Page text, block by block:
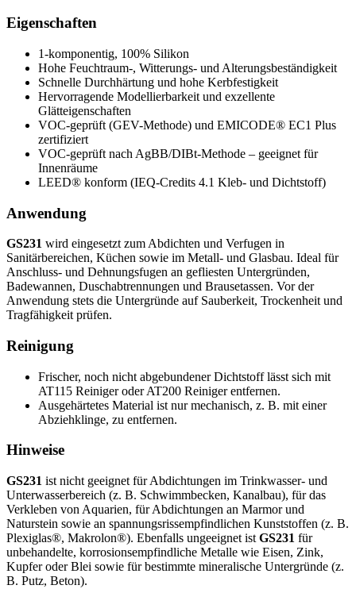
Eigenschaften
1-komponentig, 100% Silikon
Hohe Feuchtraum-, Witterungs- und Alterungsbeständigkeit
Schnelle Durchhärtung und hohe Kerbfestigkeit
Hervorragende Modellierbarkeit und exzellente
Glätteigenschaften
VOC-geprüft (GEV-Methode) und EMICODE® EC1 Plus
zertifiziert
VOC-geprüft nach AgBB/DIBt-Methode – geeignet für
Innenräume
LEED® konform (IEQ-Credits 4.1 Kleb- und Dichtstoff)
Anwendung
GS231 wird eingesetzt zum Abdichten und Verfugen in
Sanitärbereichen, Küchen sowie im Metall- und Glasbau. Ideal für
Anschluss- und Dehnungsfugen an gefliesten Untergründen,
Badewannen, Duschabtrennungen und Brausetassen. Vor der
Anwendung stets die Untergründe auf Sauberkeit, Trockenheit und
Tragfähigkeit prüfen.
Reinigung
Frischer, noch nicht abgebundener Dichtstoff lässt sich mit
AT115 Reiniger oder AT200 Reiniger entfernen.
Ausgehärtetes Material ist nur mechanisch, z. B. mit einer
Abziehklinge, zu entfernen.
Hinweise
GS231 ist nicht geeignet für Abdichtungen im Trinkwasser- und
Unterwasserbereich (z. B. Schwimmbecken, Kanalbau), für das
Verkleben von Aquarien, für Abdichtungen an Marmor und
Naturstein sowie an spannungsrissempfindlichen Kunststoffen (z. B.
Plexiglas®, Makrolon®). Ebenfalls ungeeignet ist GS231 für
unbehandelte, korrosionsempfindliche Metalle wie Eisen, Zink,
Kupfer oder Blei sowie für bestimmte mineralische Untergründe (z.
B. Putz, Beton).